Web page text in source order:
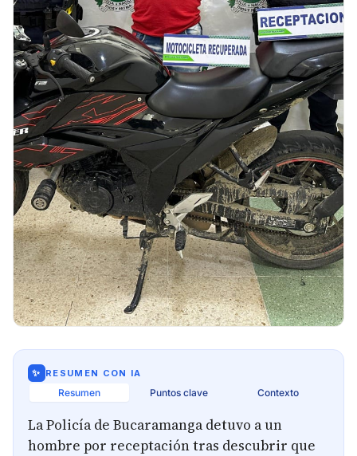
✨ RESUMEN CON IA
Resumen Puntos clave Contexto
La Policía de Bucaramanga detuvo a un
hombre por receptación tras descubrir que